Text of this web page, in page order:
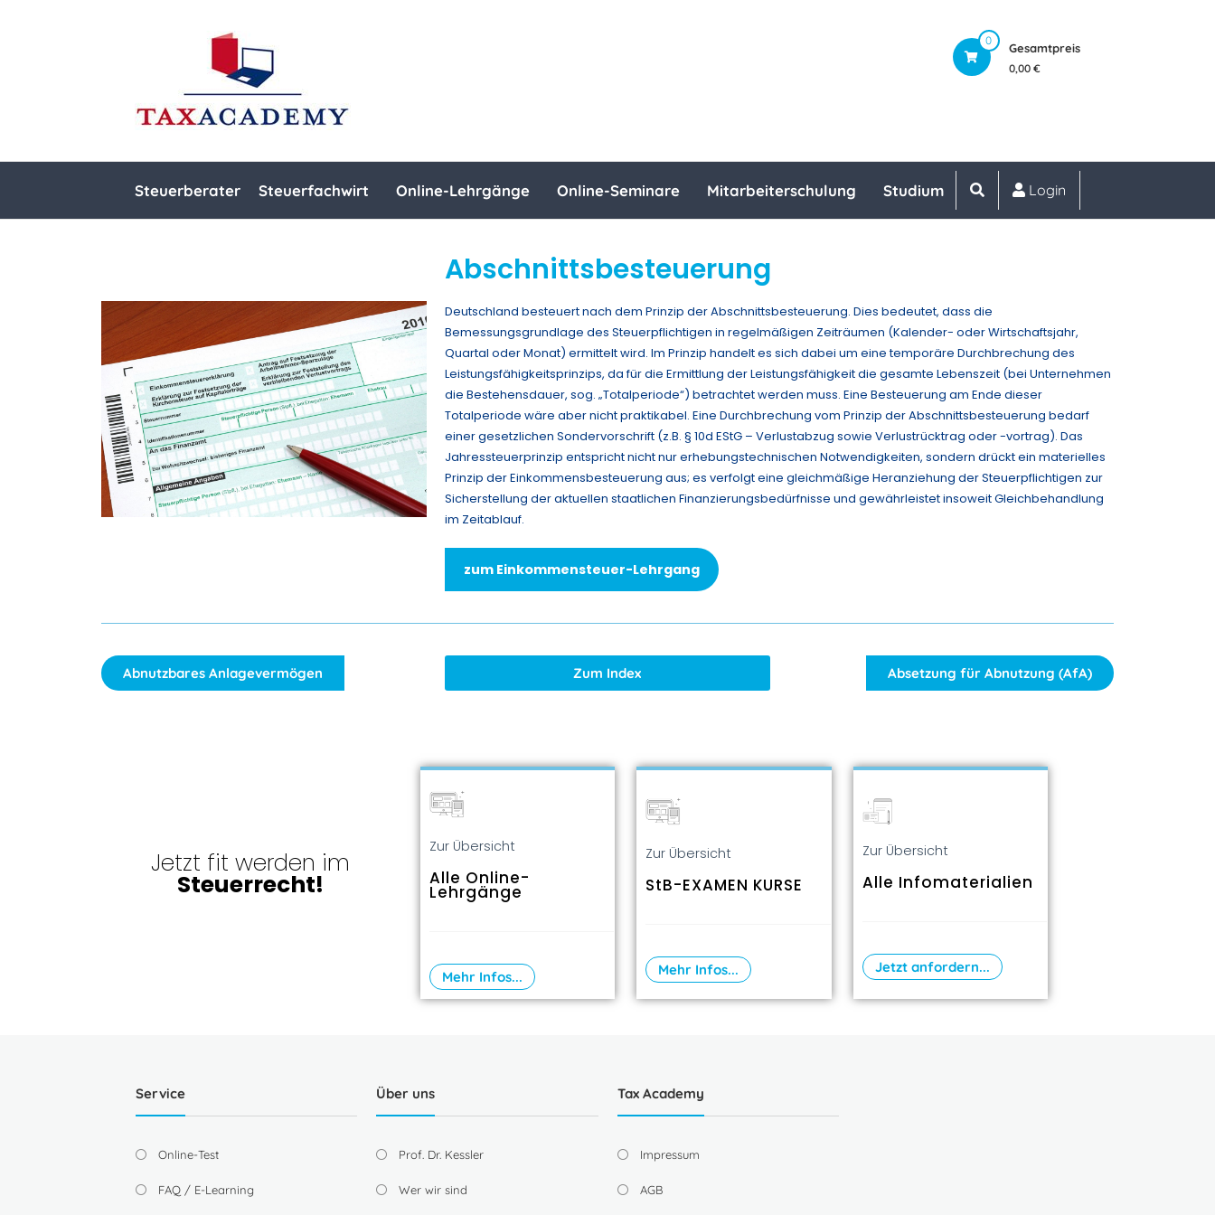
0
Gesamtpreis
0,00 €
Login
Steuerberater Steuerfachwirt Online-Lehrgänge Online-Seminare Mitarbeiterschulung Studium
Abschnittsbesteuerung
Deutschland besteuert nach dem Prinzip der Abschnittsbesteuerung. Dies bedeutet, dass die
Bemessungsgrundlage des Steuerpflichtigen in regelmäßigen Zeiträumen (Kalender- oder Wirtschaftsjahr,
Quartal oder Monat) ermittelt wird. Im Prinzip handelt es sich dabei um eine temporäre Durchbrechung des
Leistungsfähigkeitsprinzips, da für die Ermittlung der Leistungsfähigkeit die gesamte Lebenszeit (bei Unternehmen
die Bestehensdauer, sog. „Totalperiode“) betrachtet werden muss. Eine Besteuerung am Ende dieser
Totalperiode wäre aber nicht praktikabel. Eine Durchbrechung vom Prinzip der Abschnittsbesteuerung bedarf
einer gesetzlichen Sondervorschrift (z.B. § 10d EStG – Verlustabzug sowie Verlustrücktrag oder -vortrag). Das
Jahressteuerprinzip entspricht nicht nur erhebungstechnischen Notwendigkeiten, sondern drückt ein materielles
Prinzip der Einkommensbesteuerung aus; es verfolgt eine gleichmäßige Heranziehung der Steuerpflichtigen zur
Sicherstellung der aktuellen staatlichen Finanzierungsbedürfnisse und gewährleistet insoweit Gleichbehandlung
im Zeitablauf.
zum Einkommensteuer-Lehrgang
Abnutzbares Anlagevermögen Zum Index Absetzung für Abnutzung (AfA)
Jetzt fit werden im
Steuerrecht!
Zur Übersicht
Alle Online-
Lehrgänge
Mehr Infos...
Zur Übersicht
StB-EXAMEN KURSE
Mehr Infos...
Zur Übersicht
Alle Infomaterialien
Jetzt anfordern...
Service
Online-Test
FAQ / E-Learning
Über uns
Prof. Dr. Kessler
Wer wir sind
Tax Academy
Impressum
AGB